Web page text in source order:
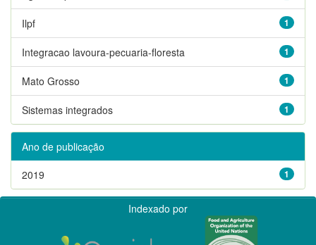
1
Ilpf
1
Integracao lavoura-pecuaria-floresta
1
Mato Grosso
1
Sistemas integrados
Ano de publicação
1
2019
Indexado por